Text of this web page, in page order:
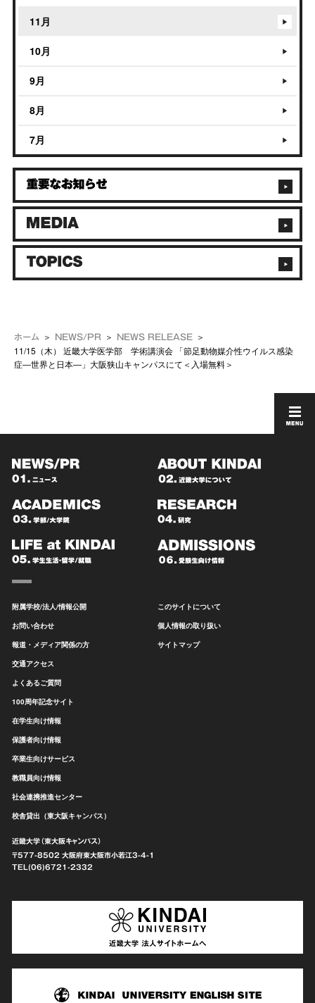
ホーム NEWS/PR NEWS RELEASE
11/15（木） 近畿大学医学部 学術講演会 「節足動物媒介性ウイルス感染
症―世界と日本―」大阪狭山キャンパスにて＜入場無料＞
11月
10月
9月
8月
7月
附属学校/法人/情報公開
お問い合わせ
報道・メディア関係の方
交通アクセス
よくあるご質問
100周年記念サイト
在学生向け情報
保護者向け情報
卒業生向けサービス
教職員向け情報
社会連携推進センター
校舎貸出（東大阪キャンパス）
このサイトについて
個人情報の取り扱い
サイトマップ
近畿大学（東大阪キャンパス）
〒577-8502 大阪府東大阪市小若江3-4-1
TEL(06)6721-2332